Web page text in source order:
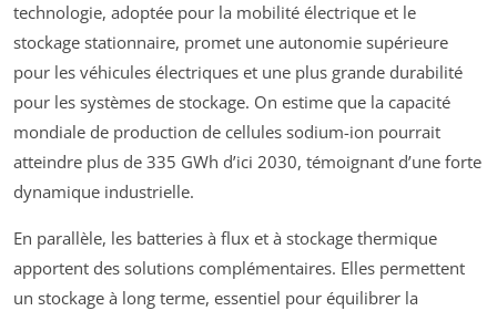
technologie, adoptée pour la mobilité électrique et le
stockage stationnaire, promet une autonomie supérieure
pour les véhicules électriques et une plus grande durabilité
pour les systèmes de stockage. On estime que la capacité
mondiale de production de cellules sodium-ion pourrait
atteindre plus de 335 GWh d’ici 2030, témoignant d’une forte
dynamique industrielle.
En parallèle, les batteries à flux et à stockage thermique
apportent des solutions complémentaires. Elles permettent
un stockage à long terme, essentiel pour équilibrer la